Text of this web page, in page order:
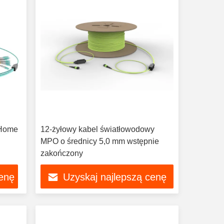
12-żyłowy kabel światłowodowy
MPO o średnicy 5,0 mm wstępnie
zakończony
Uzyskaj najlepszą cenę